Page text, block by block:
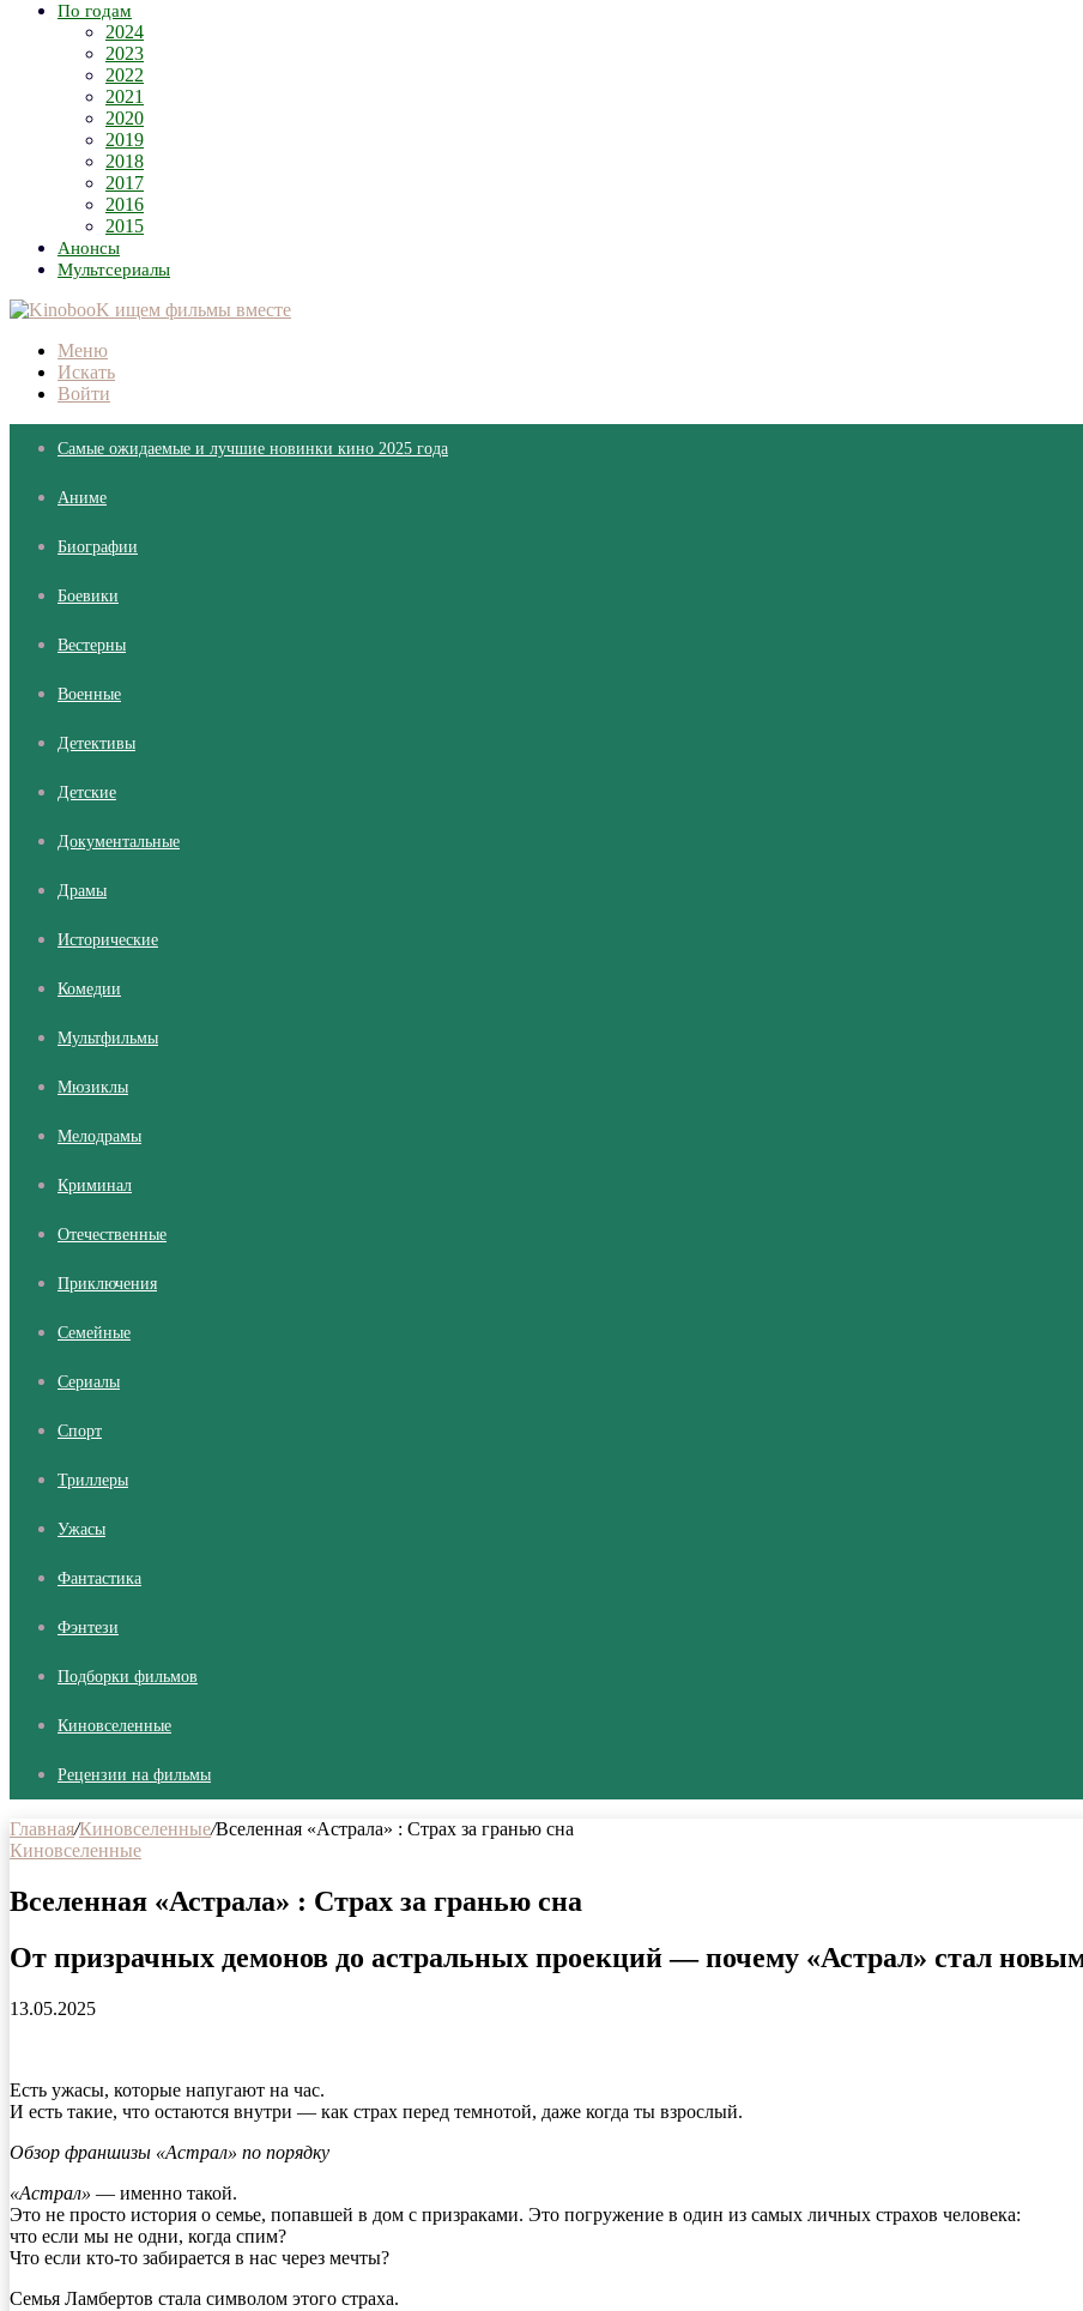
По годам
2024
2023
2022
2021
2020
2019
2018
2017
2016
2015
Анонсы
Мультсериалы
Меню
Искать
Войти
Самые ожидаемые и лучшие новинки кино 2025 года
Аниме
Биографии
Боевики
Вестерны
Военные
Детективы
Детские
Документальные
Драмы
Исторические
Комедии
Мультфильмы
Мюзиклы
Мелодрамы
Криминал
Отечественные
Приключения
Семейные
Сериалы
Cпорт
Триллеры
Ужасы
Фантастика
Фэнтези
Подборки фильмов
Киновселенные
Рецензии на фильмы
Главная/Киновселенные/Вселенная «Астрала» : Страх за гранью сна
Киновселенные
Вселенная «Астрала» : Страх за гранью сна
От призрачных демонов до астральных проекций — почему «Астрал» стал
13.05.2025
Есть ужасы, которые напугают на час.
И есть такие, что остаются внутри — как страх перед темнотой, даже когда ты взрослый.
Обзор франшизы «Астрал» по порядку
«Астрал» — именно такой.
Это не просто история о семье, попавшей в дом с призраками. Это погружение в один из самых личных страхов человека:
что если мы не одни, когда спим?
Что если кто-то забирается в нас через мечты?
Семья Ламбертов стала символом этого страха.